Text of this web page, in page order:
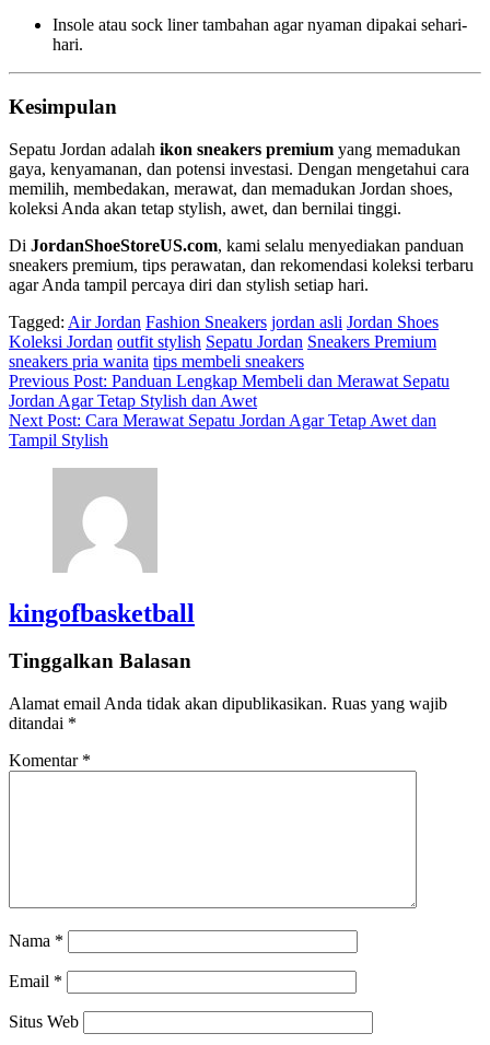
Insole atau sock liner tambahan agar nyaman dipakai sehari-
hari.
Kesimpulan
Sepatu Jordan adalah ikon sneakers premium yang memadukan
gaya, kenyamanan, dan potensi investasi. Dengan mengetahui cara
memilih, membedakan, merawat, dan memadukan Jordan shoes,
koleksi Anda akan tetap stylish, awet, dan bernilai tinggi.
Di JordanShoeStoreUS.com, kami selalu menyediakan panduan
sneakers premium, tips perawatan, dan rekomendasi koleksi terbaru
agar Anda tampil percaya diri dan stylish setiap hari.
Tagged: Air Jordan Fashion Sneakers jordan asli Jordan Shoes
Koleksi Jordan outfit stylish Sepatu Jordan Sneakers Premium
sneakers pria wanita tips membeli sneakers
Navigasi
pos
Previous Post: Panduan Lengkap Membeli dan Merawat Sepatu
Jordan Agar Tetap Stylish dan Awet
Next Post: Cara Merawat Sepatu Jordan Agar Tetap Awet dan
Tampil Stylish
kingofbasketball
Tinggalkan Balasan
Alamat email Anda tidak akan dipublikasikan. Ruas yang wajib
ditandai *
Komentar *
Nama *
Email *
Situs Web